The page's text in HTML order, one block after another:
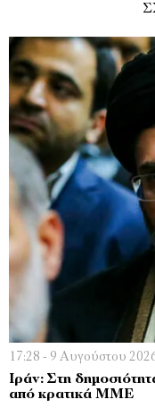
17:28 - 9 Αυγούστου
Ιράν: Στη
από κρατικά ΜΜΕ